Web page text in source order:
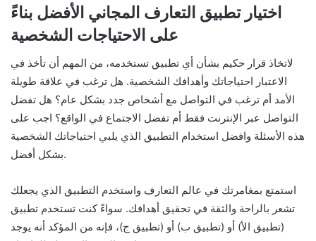
اختيار تطبيق التعارف المجاني الأفضل بناءً
على الاحتياجات الشخصية
لاتخاذ قرار حكيم بشأن أي تطبيق تستخدمه، من المهم أن تأخذ في
الاعتبار احتياجاتك وأهدافك الشخصية. هل ترغب في علاقة طويلة
الأمد أم ترغب في التواصل مع أشخاص جدد بشكل عام؟ هل تفضل
التواصل عبر الإنترنت فقط أم تفضل الاجتماع في الواقع؟ اجب على
هذه الأسئلة وافضل استخدام التطبيق الذي يلبي احتياجاتك الشخصية
بشكل أفضل.
استمتع بمغامرتك في عالم التعارف واستخدم التطبيق الذي يجعلك
تشعر بالراحة والثقة في تحقيق أهدافك. سواءً كنت تستخدم تطبيق
(تطبيق الأ) أو (تطبيق ب) أو (تطبيق ج)، فإنه من المؤكد أنه يوجد